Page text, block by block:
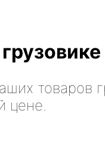
товаров
цене.